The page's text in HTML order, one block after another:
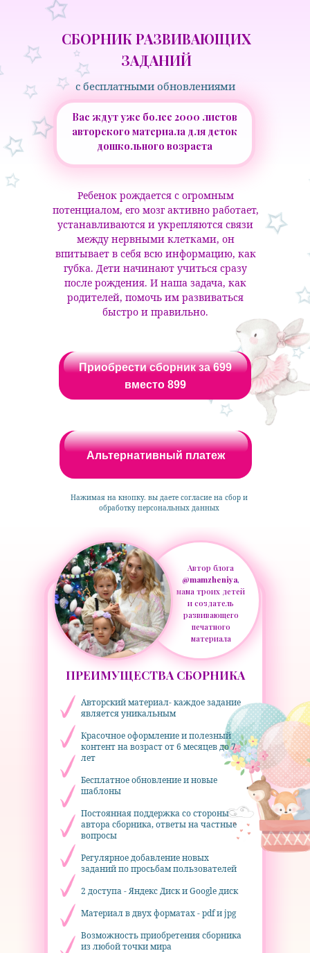
Альтернативный платеж
СБОРНИК РАЗВИВАЮЩИХ
ЗАДАНИЙ
с бесплатными обновлениями
Ребенок рождается с огромным
потенциалом, его мозг активно работает,
устанавливаются и укрепляются связи
между нервными клетками, он
впитывает в себя всю информацию, как
губка. Дети начинают учиться сразу
после рождения. И наша задача, как
родителей, помочь им развиваться
быстро и правильно.
Вас ждут уже более 2000 листов
авторского материала для деток
дошкольного возраста
Приобрести сборник за 699
вместо 899
Нажимая на кнопку. вы даете согласие на сбор и
обработку персональных данных
Авторский материал- каждое задание
является уникальным
Красочное оформление и полезный
контент на возраст от 6 месяцев до 7
лет
Бесплатное обновление и новые
шаблоны
Постоянная поддержка со стороны
автора сборника, ответы на частные
вопросы
Регулярное добавление новых
заданий по просьбам пользователей
2 доступа - Яндекс Диск и Google диск
Материал в двух форматах - pdf и jpg
Возможность приобретения сборника
из любой точки мира
Автор блога
@mamzheniya,
мама троих детей
и создатель
развивающего
печатного
материала
ПРЕИМУЩЕСТВА СБОРНИКА